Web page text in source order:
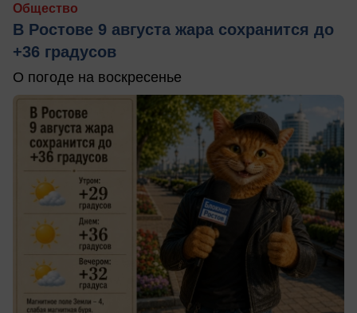
Общество
В Ростове 9 августа жара сохранится до
+36 градусов
О погоде на воскресенье